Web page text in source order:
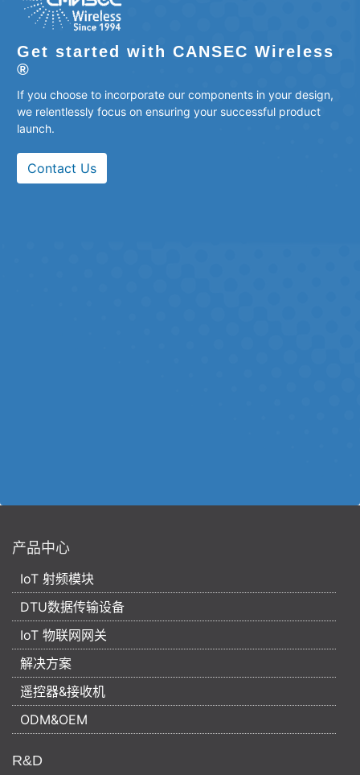
Get started with CANSEC Wireless
®
If you choose to incorporate our components in your design,
we relentlessly focus on ensuring your successful product
launch.
Contact Us
产品中心
IoT 射频模块
DTU数据传输设备
IoT 物联网网关
解决方案
遥控器&接收机
ODM&OEM
R&D